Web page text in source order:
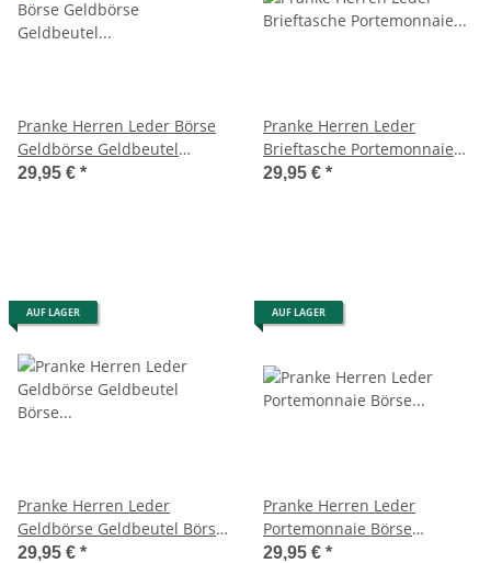
Pranke Herren Leder Börse
Geldbörse Geldbeutel
Brieftasche Portemonnaie
29,95 € *
Pranke Herren Leder
Brieftasche Portemonnaie
Geldbörse Geldbeutel Börse
29,95 € *
AUF LAGER
Pranke Herren Leder
Geldbörse Geldbeutel Börse
Brieftasche Portemonnaie
29,95 € *
AUF LAGER
Pranke Herren Leder
Portemonnaie Börse
Geldbörse Geldbeutel
29,95 € *